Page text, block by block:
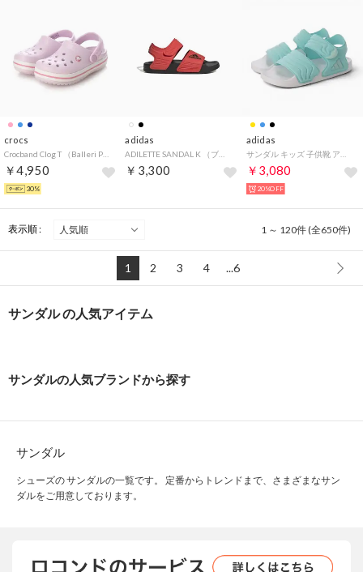
crocs
￥4,950
30%
adidas
￥3,300
adidas
￥3,080
20%OFF
表示順 : 1 ～ 120件 (全650件)
1 2 3 4 ...6
サンダル の人気アイテム
サンダルの人気ブランドから探す
サンダル
シューズの サンダルの一覧です。 定番からトレンドまで、さまざまなサン
ダルをご用意しております。